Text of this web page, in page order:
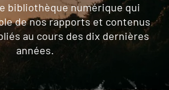
bibliothèque numérique qui
de nos rapports et contenus
au cours des dix dernières
années.